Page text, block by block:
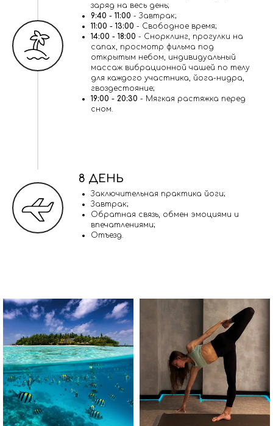
заряд на весь день;
9:40 - 11:00 - Завтрак;
11:00 - 13:00 - Свободное время;
14:00 - 18:00 - Снорклинг, прогулки на
сапах, просмотр фильма под
открытым небом, индивидуальный
массаж вибрационной чашей по телу
для каждого участника, йога-нидра,
гвоздестояние;
19:00 - 20:30 - Мягкая растяжка перед
сном.
8 ДЕНЬ
Заключительная практика йоги;
Завтрак;
Обратная связь, обмен эмоциями и
впечатлениями;
Отъезд.